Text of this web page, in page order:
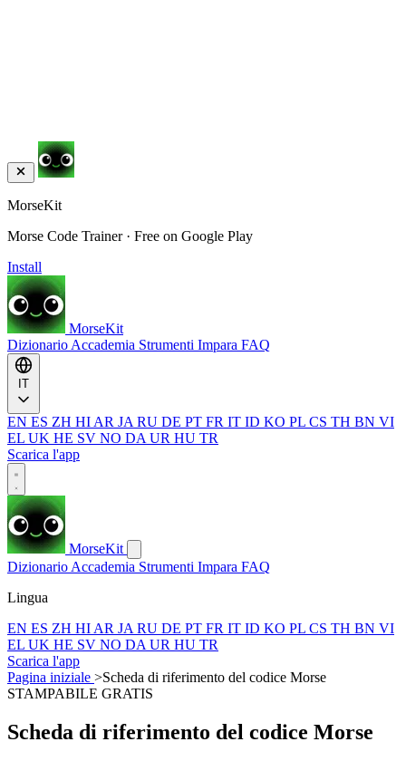
MorseKit
Morse Code Trainer · Free on Google Play
Install
MorseKit
Dizionario Accademia Strumenti Impara FAQ
EN ES ZH HI AR JA RU DE PT FR IT ID KO PL CS TH BN VI
EL UK HE SV NO DA UR HU TR
Scarica l'app
MorseKit
Dizionario Accademia Strumenti Impara FAQ
Lingua
EN ES ZH HI AR JA RU DE PT FR IT ID KO PL CS TH BN VI
EL UK HE SV NO DA UR HU TR
Scarica l'app
Pagina iniziale >Scheda di riferimento del codice Morse
STAMPABILE GRATIS
Scheda di riferimento del codice Morse